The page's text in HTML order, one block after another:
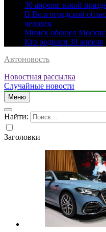
30 апреля: какой
В Волгоградской
человек
Минск обошел Москву
Кто родился 30 апреля
Автоновость
Новостная рассылка
Случайные новости
Меню
Найти:
Заголовки